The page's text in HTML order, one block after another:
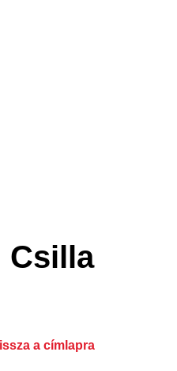
Csilla
a címlapra